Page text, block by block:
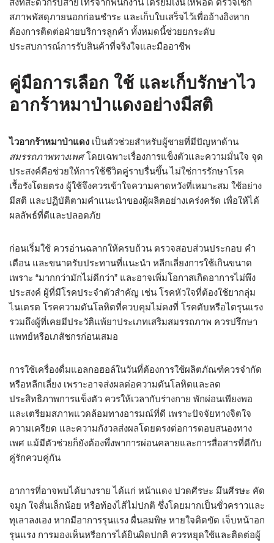
ส่งที่สะดวกรับสายโทรจากพนักงาน เตรียมเงินให้พอดี ตรวจเช็ก
สภาพพัสดุภายนอกก่อนชำระ และเก็บใบเสร็จไว้เพื่ออ้างอิงหาก
ต้องการติดต่อฝ่ายบริการลูกค้า ทั้งหมดนี้ช่วยยกระดับ
ประสบการณ์การรับสินค้าที่จริงใจและมืออาชีพ
คู่มือการเลือก ใช้ และเก็บรักษาไว
อากร้าหมาป่าแดงอย่างมีสติ
ไวอากร้าหมาป่าแดง เป็นตัวช่วยสำหรับผู้ชายที่มีปัญหาด้าน
สมรรถภาพทางเพศโดยเฉพาะเรื่องการแข็งตัวและความมั่นใจ จุด
ประสงค์คือช่วยให้การใช้ชีวิตคู่ราบรื่นขึ้น ไม่ใช่การรักษาโรค
เรื้อรังโดยตรง ผู้ใช้จึงควรเข้าใจความคาดหวังที่เหมาะสม ใช้อย่าง
มีสติ และปฏิบัติตามคำแนะนำของผู้ผลิตอย่างเคร่งครัด เพื่อให้ได้
ผลลัพธ์ที่ดีและปลอดภัย
ก่อนเริ่มใช้ ควรอ่านฉลากให้ครบถ้วน ตรวจสอบส่วนประกอบ คำ
เตือน และขนาดรับประทานที่แนะนำ หลีกเลี่ยงการใช้เกินขนาด
เพราะ “มากกว่ามักไม่ดีกว่า” และอาจเพิ่มโอกาสเกิดอาการไม่พึง
ประสงค์ ผู้ที่มีโรคประจำตัวสำคัญ เช่น โรคหัวใจที่ต้องใช้ยากลุ่ม
ไนเตรต โรคความดันโลหิตที่ควบคุมไม่คงที่ โรคตับหรือไตรุนแรง
รวมถึงผู้ที่เคยมีประวัติแพ้ยาประเภทเสริมสมรรถภาพ ควรปรึกษา
แพทย์หรือเภสัชกรก่อนเสมอ
การใช้เครื่องดื่มแอลกอฮอล์ในวันที่ต้องการใช้ผลิตภัณฑ์ควรจำกัด
หรือหลีกเลี่ยง เพราะอาจส่งผลต่อความดันโลหิตและลด
ประสิทธิภาพการแข็งตัว ควรให้เวลากับร่างกาย พักผ่อนเพียงพอ
และเตรียมสภาพแวดล้อมทางอารมณ์ที่ดี เพราะปัจจัยทางจิตใจ
ความเครียด และความกังวลส่งผลโดยตรงต่อการตอบสนองทาง
เพศ แม้มีตัวช่วยก็ยังต้องพึ่งพาการผ่อนคลายและการสื่อสารที่ดีกับ
คู่รักควบคู่กัน
อาการที่อาจพบได้บางราย ได้แก่ หน้าแดง ปวดศีรษะ มึนศีรษะ คัด
จมูก ใจสั่นเล็กน้อย หรือท้องไส้ไม่ปกติ ซึ่งโดยมากเป็นชั่วคราวและ
ทุเลาลงเอง หากมีอาการรุนแรง ผื่นลมพิษ หายใจติดขัด เจ็บหน้าอก
รุนแรง การมองเห็นหรือการได้ยินผิดปกติ ควรหยุดใช้และติดต่อผู้